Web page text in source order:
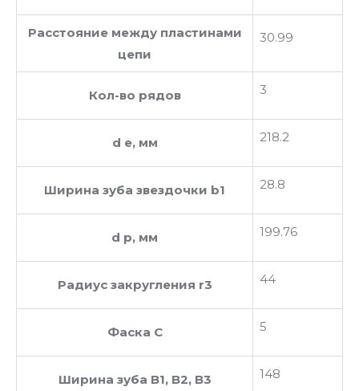
Расстояние между пластинами
цепи
30.99
Кол-во рядов 3
d e, мм 218.2
Ширина зуба звездочки b1 28.8
d p, мм 199.76
Радиус закругления r3 44
Фаска C 5
Ширина зуба В1, В2, В3 148